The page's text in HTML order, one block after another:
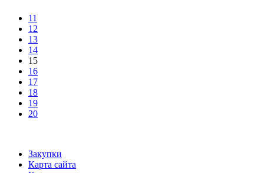
11
12
13
14
15
16
17
18
19
20
Закупки
Карта сайта